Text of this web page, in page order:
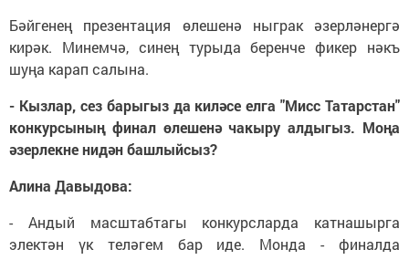
Бәйгенең презентация өлешенә ныграк әзерләнергә
кирәк. Минемчә, синең турыда беренче фикер нәкъ
шуңа карап салына.
- Кызлар, сез барыгыз да киләсе елга "Мисс Татарстан"
конкурсының финал өлешенә чакыру алдыгыз. Моңа
әзерлекне нидән башлыйсыз?
Алина Давыдова:
- Андый масштабтагы конкурсларда катнашырга
электән үк теләгем бар иде. Монда - финалда